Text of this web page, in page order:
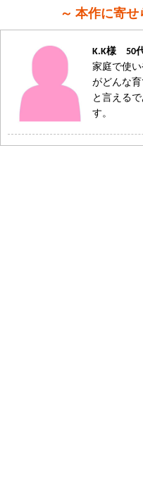
～ 本作に寄
K.K様 50
家庭で使
がどんな
と言える
す。